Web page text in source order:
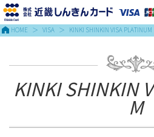
HOME VISA KINKI SHINKIN VISA PLATINUM
KINKI SHINKIN
M